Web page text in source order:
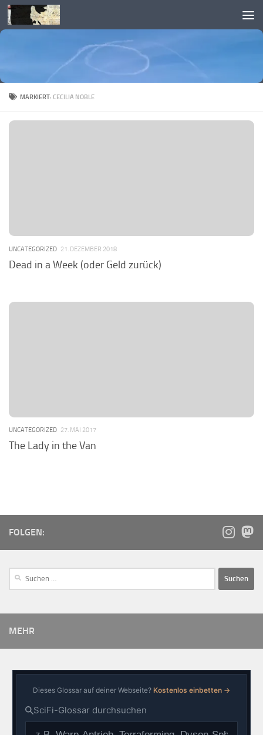
Skip to content
MARKIERT:CECILIA NOBLE
UNCATEGORIZED 21. DEZEMBER 2018
Dead in a Week (oder Geld zurück)
UNCATEGORIZED 27. MAI 2017
The Lady in the Van
FOLGEN:
MEHR